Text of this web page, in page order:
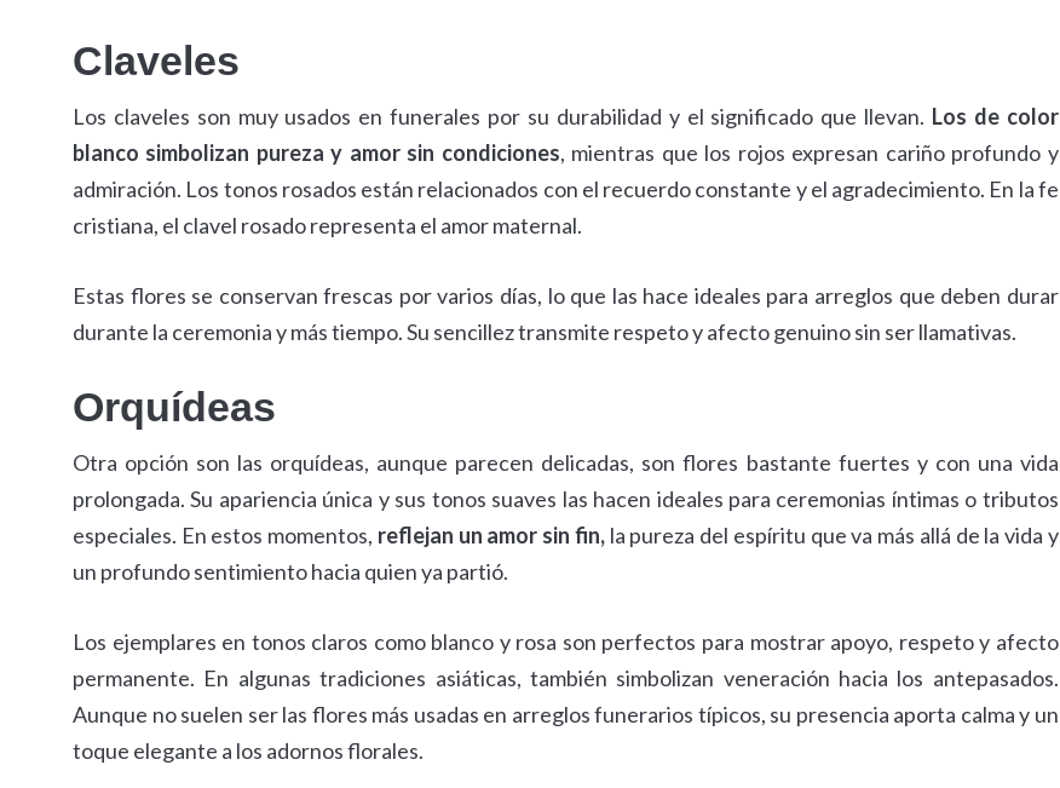
Claveles
Los claveles son muy usados en funerales por su durabilidad y el significado que llevan. Los de color
blanco simbolizan pureza y amor sin condiciones, mientras que los rojos expresan cariño profundo y
admiración. Los tonos rosados están relacionados con el recuerdo constante y el agradecimiento. En la fe
cristiana, el clavel rosado representa el amor maternal.
Estas flores se conservan frescas por varios días, lo que las hace ideales para arreglos que deben durar
durante la ceremonia y más tiempo. Su sencillez transmite respeto y afecto genuino sin ser llamativas.
Orquídeas
Otra opción son las orquídeas, aunque parecen delicadas, son flores bastante fuertes y con una vida
prolongada. Su apariencia única y sus tonos suaves las hacen ideales para ceremonias íntimas o tributos
especiales. En estos momentos, reflejan un amor sin fin,la pureza del espíritu que va más allá de la vida y
un profundo sentimiento hacia quien ya partió.
Los ejemplares en tonos claros como blanco y rosa son perfectos para mostrar apoyo, respeto y afecto
permanente. En algunas tradiciones asiáticas, también simbolizan veneración hacia los antepasados.
Aunque no suelen ser las flores más usadas en arreglos funerarios típicos, su presencia aporta calma y un
toque elegante a los adornos florales.